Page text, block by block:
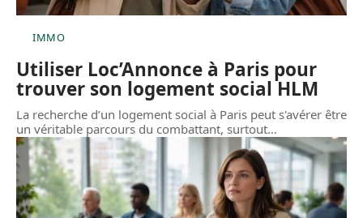
IMMO
Utiliser Loc’Annonce à Paris pour
trouver son logement social HLM
La recherche d’un logement social à Paris peut s'avérer être
un véritable parcours du combattant, surtout…